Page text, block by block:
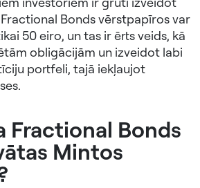
Bonds vērstpapīros var
50 eiro, un tas ir ērts veids, kā
obligācijām un izveidot labi
portfeli, tajā iekļaujot
Fractional Bonds
Mintos